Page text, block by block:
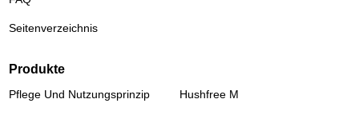
Seitenverzeichnis
Produkte
Pflege Und Nutzungsprinzip Hushfree M